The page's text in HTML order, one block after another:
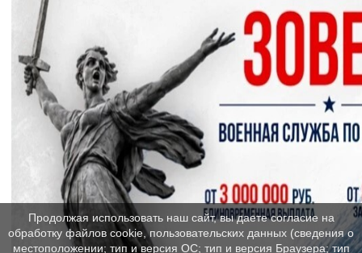
Продолжая использовать наш сайт, вы даете согласие на
обработку файлов cookie, пользовательских данных (сведения о
местоположении; тип и версия ОС; тип и версия Браузера; тип